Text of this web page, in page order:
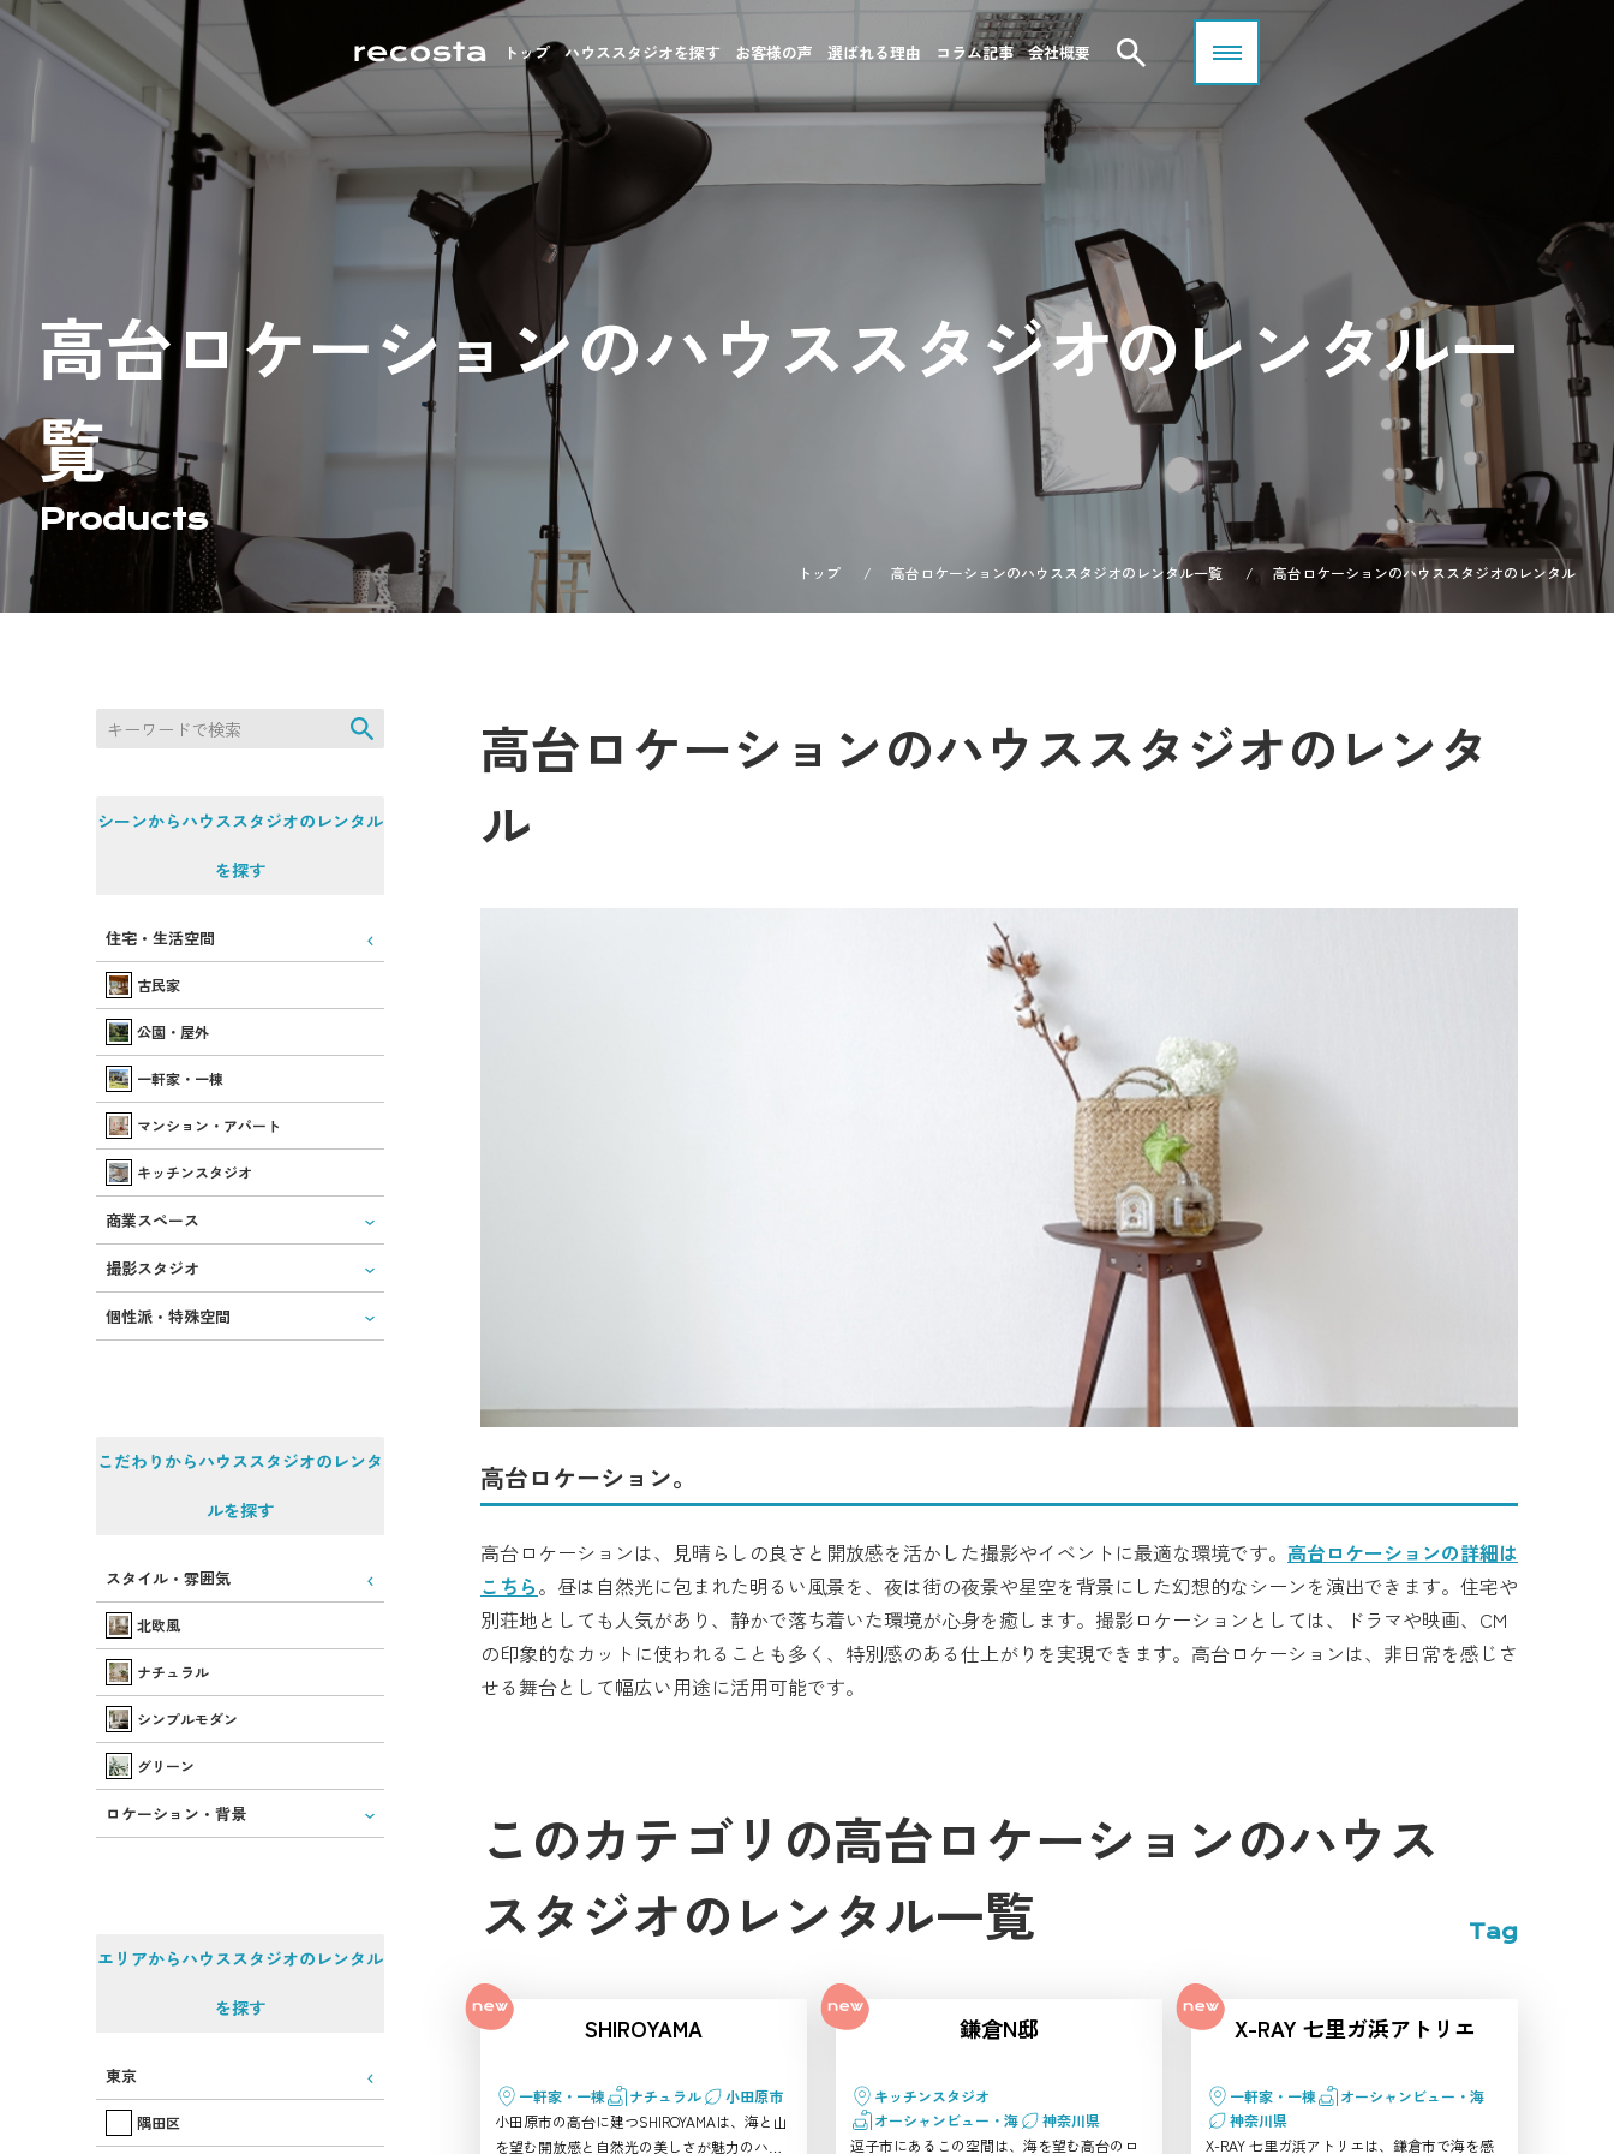
トップ ハウススタジオを探す お客様の声 選ばれる理由 コラム記事 会社概要
高台ロケーションのハウススタジオのレンタル一
覧
Products
トップ 高台ロケーションのハウススタジオのレンタル一覧 高台ロケーションのハウススタジオのレンタル
シーンからハウススタジオのレンタル
を探す
住宅・生活空間
古民家
公園・屋外
一軒家・一棟
マンション・アパート
キッチンスタジオ
商業スペース
撮影スタジオ
個性派・特殊空間
こだわりからハウススタジオのレンタ
ルを探す
スタイル・雰囲気
北欧風
ナチュラル
シンプルモダン
グリーン
ロケーション・背景
エリアからハウススタジオのレンタル
を探す
東京
隅田区
高台ロケーションのハウススタジオのレンタ
ル
高台ロケーション。
高台ロケーションは、見晴らしの良さと開放感を活かした撮影やイベントに最適な環境です。 高台ロケーションの詳細は
こちら。昼は自然光に包まれた明るい風景を、夜は街の夜景や星空を背景にした幻想的なシーンを演出できます。住宅や
別荘地としても人気があり、静かで落ち着いた環境が心身を癒します。撮影ロケーションとしては、ドラマや映画、CM
の印象的なカットに使われることも多く、特別感のある仕上がりを実現できます。高台ロケーションは、非日常を感じさ
せる舞台として幅広い用途に活用可能です。
このカテゴリの高台ロケーションのハウス
スタジオのレンタル一覧
Tag
SHIROYAMA
一軒家・一棟 ナチュラル
小田原市
小田原市の高台に建つSHIROYAMAは、海と山
を望む開放感と自然光の美しさが魅力のハウ
鎌倉N邸
キッチンスタジオ
オーシャンビュー・海
神奈川県
逗子市にあるこの空間は、海を望む高台のロ
X-RAY 七里ガ浜アトリエ
一軒家・一棟
オーシャンビュー・海
神奈川県
X-RAY 七里ガ浜アトリエは、鎌倉市で海を感